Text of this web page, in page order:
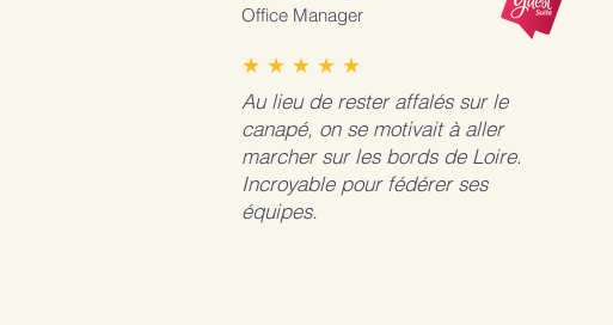
Au lieu de rester affalés sur le
canapé, on se motivait à aller
marcher sur les bords de Loire.
Incroyable pour fédérer ses
équipes.
★ ★ ★ ★ ★
Office Manager